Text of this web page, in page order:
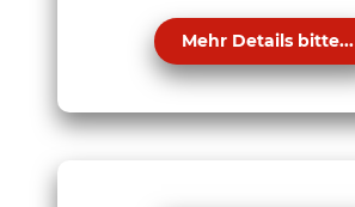
Mehr Details bitte...